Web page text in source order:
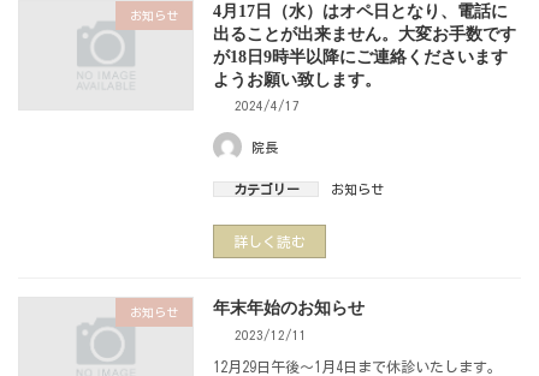
お知らせ
4月17日（水）はオペ日となり、電話に
出ることが出来ません。大変お手数です
が18日9時半以降にご連絡くださいます
ようお願い致します。
2024/4/17
院長
カテゴリー お知らせ
詳しく読む
お知らせ 年末年始のお知らせ
2023/12/11
12月29日午後～1月4日まで休診いたします。